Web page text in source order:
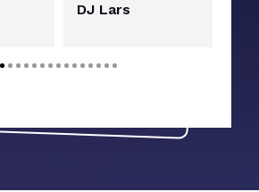
DJ Lars